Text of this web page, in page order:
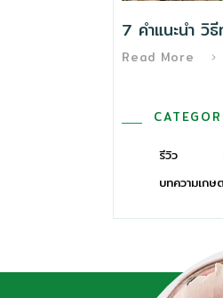
7 คำแนะนำ วิ
Read More
รีวิว
บทความเกษ